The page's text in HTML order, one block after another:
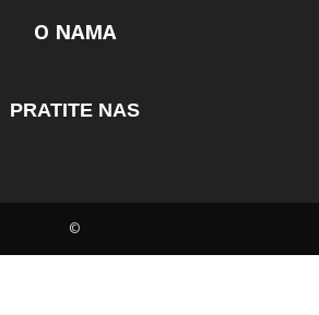
O NAMA
PRATITE NAS
©